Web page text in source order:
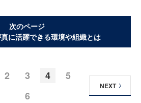
次のページ
に活躍できる環境や組織とは
2 3 4
5
6
NEXT